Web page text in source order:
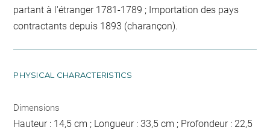
partant à l'étranger 1781-1789 ; Importation des pays
contractants depuis 1893 (charançon).
PHYSICAL CHARACTERISTICS
Dimensions
Hauteur : 14,5 cm ; Longueur : 33,5 cm ; Profondeur : 22,5